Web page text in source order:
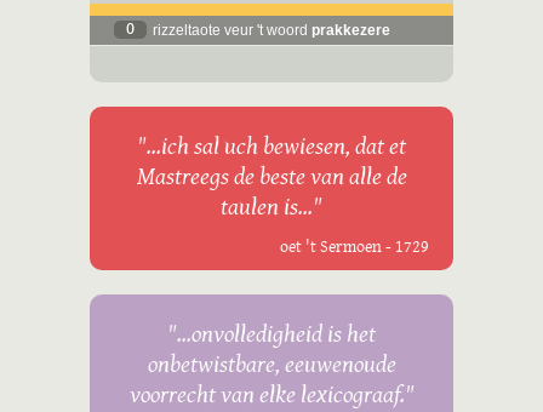
0 rizzeltaote veur 't woord prakkezere
"...ich sal uch bewiesen, dat et
Mastreegs de beste van alle de
taulen is..."
oet 't Sermoen - 1729
"...onvolledigheid is het
onbetwistbare, eeuwenoude
voorrecht van elke lexicograaf."